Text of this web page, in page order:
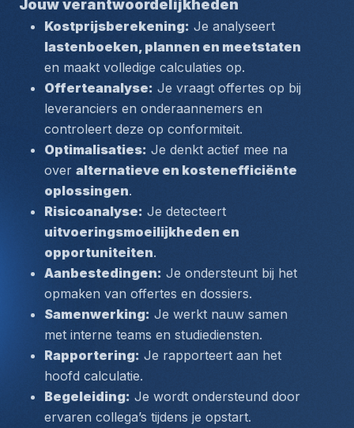
Jouw verantwoordelijkheden
Kostprijsberekening:
lastenboeken, plannen en meetstaten
en maakt volledige calculaties op.
Offerteanalyse: Je vraagt offertes op bij
leveranciers en onderaannemers en
controleert deze op conformiteit.
Optimalisaties: Je denkt actief mee na
over alternatieve en kostenefficiënte
oplossingen.
Risicoanalyse:
uitvoeringsmoeilijkheden en
opportuniteiten.
Aanbestedingen: Je ondersteunt bij het
opmaken van offertes en dossiers.
Samenwerking: Je werkt nauw samen
met interne teams en studiediensten.
Rapportering: Je rapporteert aan het
hoofd calculatie.
Begeleiding: Je wordt ondersteund door
ervaren collega’s tijdens je opstart.